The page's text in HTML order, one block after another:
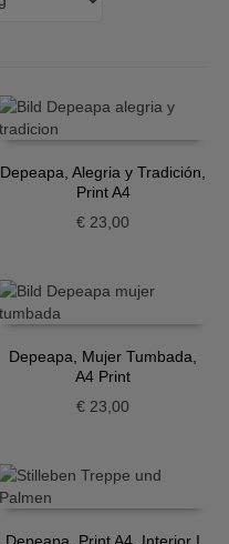
Depeapa, Alegria y Tradición,
Print A4
€ 23,00
Depeapa, Mujer Tumbada,
A4 Print
€ 23,00
Depeapa, Print A4, Interior I